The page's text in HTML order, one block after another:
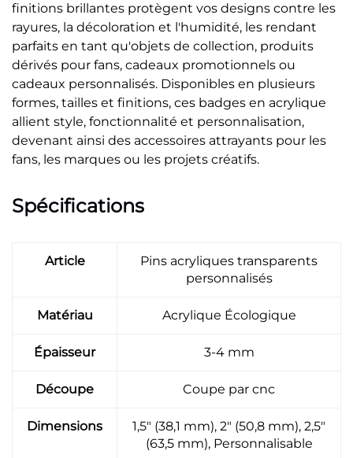
finitions brillantes protègent vos designs contre les
rayures, la décoloration et l'humidité, les rendant
parfaits en tant qu'objets de collection, produits
dérivés pour fans, cadeaux promotionnels ou
cadeaux personnalisés. Disponibles en plusieurs
formes, tailles et finitions, ces badges en acrylique
allient style, fonctionnalité et personnalisation,
devenant ainsi des accessoires attrayants pour les
fans, les marques ou les projets créatifs.
Spécifications
Article
Pins acryliques transparents
personnalisés
Matériau Acrylique Écologique
Épaisseur 3-4 mm
Découpe Coupe par cnc
Dimensions
1,5" (38,1 mm), 2" (50,8 mm), 2,5"
(63,5 mm), Personnalisable